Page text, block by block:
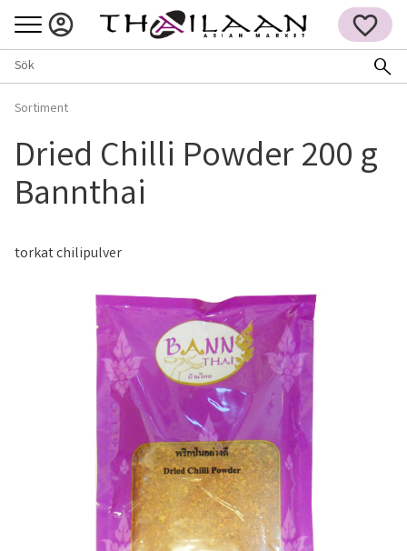
FAVORITER
Sortiment
Dried Chilli Powder 200 g
Bannthai
torkat chilipulver